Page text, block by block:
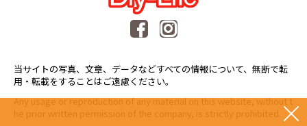
当サイトの写真、文章、データなどすべての情報について、無断で転
用・転載をすることはご遠慮ください。
Any usage or reproduction of any material on this website, without t
he prior written permission of the company, is strictly prohibited.